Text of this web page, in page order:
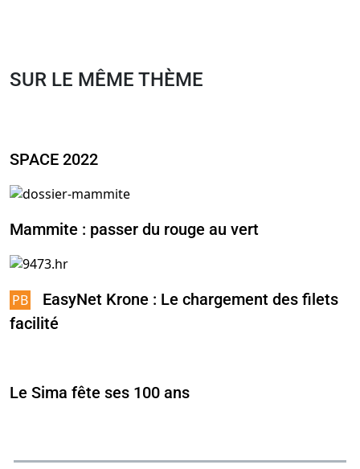
SUR LE MÊME THÈME
SPACE 2022
Mammite : passer du rouge au vert
EasyNet Krone : Le chargement des filets
facilité
Le Sima fête ses 100 ans